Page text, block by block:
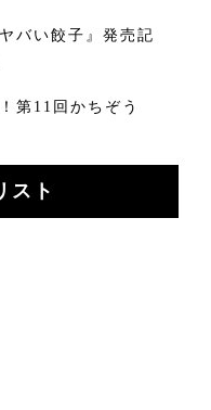
バい餃子』発売記
第11回かちぞう
スト